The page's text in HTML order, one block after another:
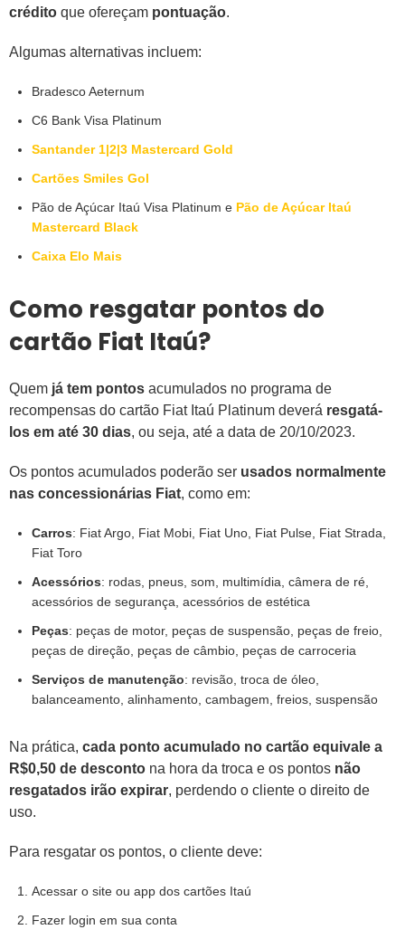
crédito que ofereçam pontuação.
Algumas alternativas incluem:
Bradesco Aeternum
C6 Bank Visa Platinum
Santander 1|2|3 Mastercard Gold
Cartões Smiles Gol
Pão de Açúcar Itaú Visa Platinum e Pão de Açúcar Itaú
Mastercard Black
Caixa Elo Mais
Como resgatar pontos do
cartão Fiat Itaú?
Quem já tem pontos acumulados no programa de
recompensas do cartão Fiat Itaú Platinum deverá resgatá-
los em até 30 dias, ou seja, até a data de 20/10/2023.
Os pontos acumulados poderão ser usados normalmente
nas concessionárias Fiat, como em:
Carros: Fiat Argo, Fiat Mobi, Fiat Uno, Fiat Pulse, Fiat Strada,
Fiat Toro
Acessórios: rodas, pneus, som, multimídia, câmera de ré,
acessórios de segurança, acessórios de estética
Peças: peças de motor, peças de suspensão, peças de freio,
peças de direção, peças de câmbio, peças de carroceria
Serviços de manutenção: revisão, troca de óleo,
balanceamento, alinhamento, cambagem, freios, suspensão
Na prática, cada ponto acumulado no cartão equivale a
R$0,50 de desconto na hora da troca e os pontos não
resgatados irão expirar, perdendo o cliente o direito de
uso.
Para resgatar os pontos, o cliente deve:
Acessar o site ou app dos cartões Itaú
Fazer login em sua conta